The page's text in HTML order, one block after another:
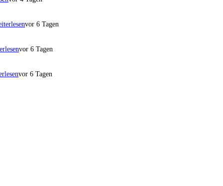
vor 6 Tagen
vor 6 Tagen
vor 6 Tagen